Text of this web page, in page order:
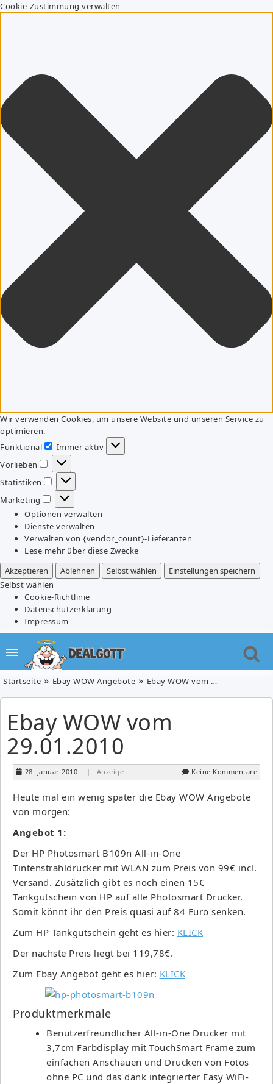
Cookie-Zustimmung verwalten
Wir verwenden Cookies, um unsere Website und unseren Service zu
optimieren.
Funktional
Funktional
Immer aktiv
Vorlieben
Vorlieben
Statistiken
Statistiken
Marketing
Marketing
Optionen verwalten
Dienste verwalten
Verwalten von {vendor_count}-Lieferanten
Lese mehr über diese Zwecke
Akzeptieren
Ablehnen Selbst wählen
Einstellungen speichern
Selbst wählen
Cookie-Richtlinie
Datenschutzerklärung
Impressum
Startseite Ebay WOW Angebote Ebay WOW vom 29.01.2010
Ebay WOW vom
29.01.2010
28. Januar 2010 | Anzeige Keine Kommentare
Heute mal ein wenig später die Ebay WOW Angebote
von morgen:
Angebot 1:
Der HP Photosmart B109n All-in-One
Tintenstrahldrucker mit WLAN zum Preis von 99€ incl.
Versand. Zusätzlich gibt es noch einen 15€
Tankgutschein von HP auf alle Photosmart Drucker.
Somit könnt ihr den Preis quasi auf 84 Euro senken.
Zum HP Tankgutschein geht es hier: KLICK
Der nächste Preis liegt bei 119,78€.
Zum Ebay Angebot geht es hier: KLICK
Produktmerkmale
Benutzerfreundlicher All-in-One Drucker mit
3,7cm Farbdisplay mit TouchSmart Frame zum
einfachen Anschauen und Drucken von Fotos
ohne PC und das dank integrierter Easy WiFi-